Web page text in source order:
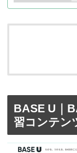
BASE U｜
習コンテ